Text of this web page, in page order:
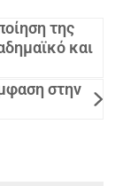
της
και
στην